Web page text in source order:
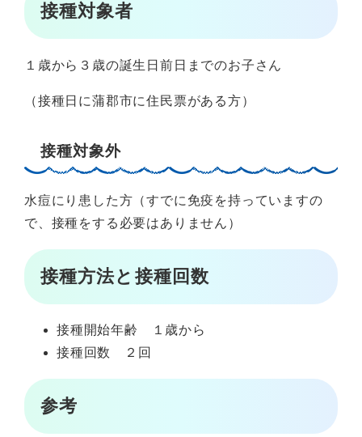
接種対象者
１歳から３歳の誕生日前日までのお子さん
（接種日に蒲郡市に住民票がある方）
接種対象外
水痘にり患した方（すでに免疫を持っていますの
で、接種をする必要はありません）
接種方法と接種回数
接種開始年齢 １歳から
接種回数 ２回
参考